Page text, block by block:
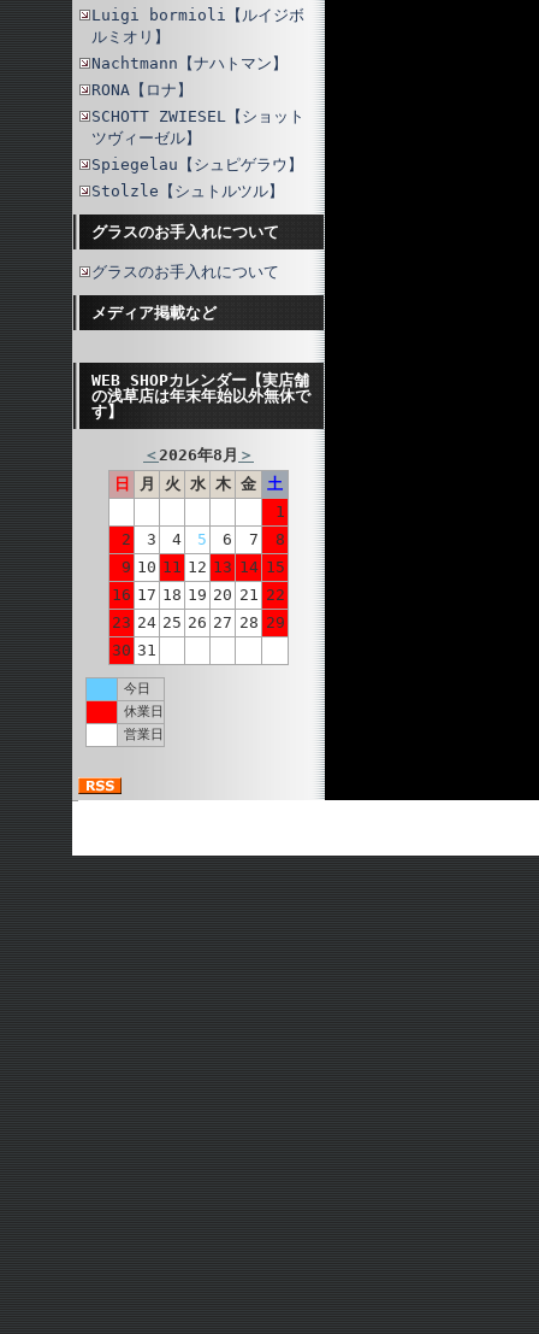
Luigi bormioli【ルイジボ
ルミオリ】
Nachtmann【ナハトマン】
RONA【ロナ】
SCHOTT ZWIESEL【ショット
ツヴィーゼル】
Spiegelau【シュピゲラウ】
Stolzle【シュトルツル】
グラスのお手入れについて
グラスのお手入れについて
メディア掲載など
WEB SHOPカレンダー【実店舗
の浅草店は年末年始以外無休で
す】
＜2026年8月 ＞
日
月 火 水 木 金 土
1
2
3 4 5 6 7
8
9 10 11 12 13 14 15
16 17 18 19 20 21 22
23 24 25 26 27 28 29
30 31
今日
休業日
営業日